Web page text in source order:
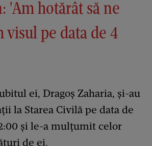
'Am hotărât să ne
pe data de 4
ei, Dragoș Zaharia, și-au
la Starea Civilă pe data de
și le-a mulțumit celor
de ei.